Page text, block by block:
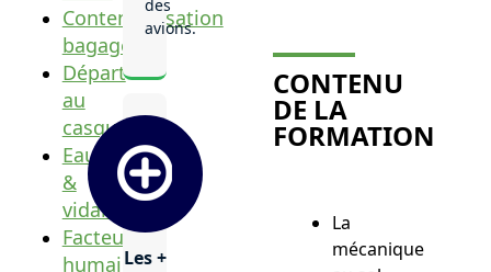
Conteneurisation
bagages
Départ
au
casque
Eau
&
vidange
Facteurs
humains
des
avions.
Les +
CONTENU
DE LA
FORMATION
La
mécanique